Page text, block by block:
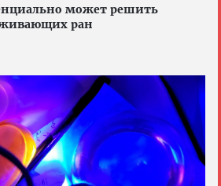
может решить
ран